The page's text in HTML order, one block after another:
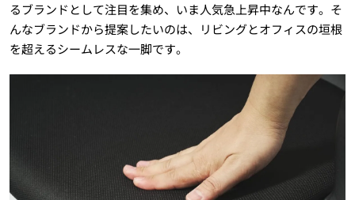
るブランドとして注目を集め、いま人気急上昇中なんです。そ
んなブランドから提案したいのは、リビングとオフィスの垣根
を超えるシームレスな一脚です。